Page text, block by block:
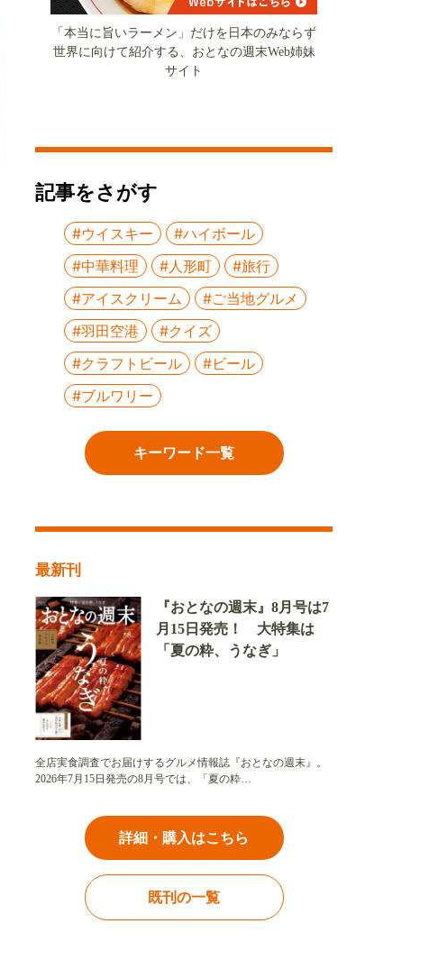
「本当に旨いラーメン」だけを日本のみならず
世界に向けて紹介する、おとなの週末Web姉妹
サイト
記事をさがす
#ウイスキー
#ハイボール
#中華料理
#人形町
#旅行
#アイスクリーム
#ご当地グルメ
#羽田空港
#クイズ
#クラフトビール
#ビール
#ブルワリー
キーワード一覧
最新刊
『おとなの週末』8月号は7
月15日発売！ 大特集は
「夏の粋、うなぎ」
全店実食調査でお届けするグルメ情報誌『おとなの週末』。
2026年7月15日発売の8月号では、「夏の粋…
詳細・購入はこちら
既刊の一覧